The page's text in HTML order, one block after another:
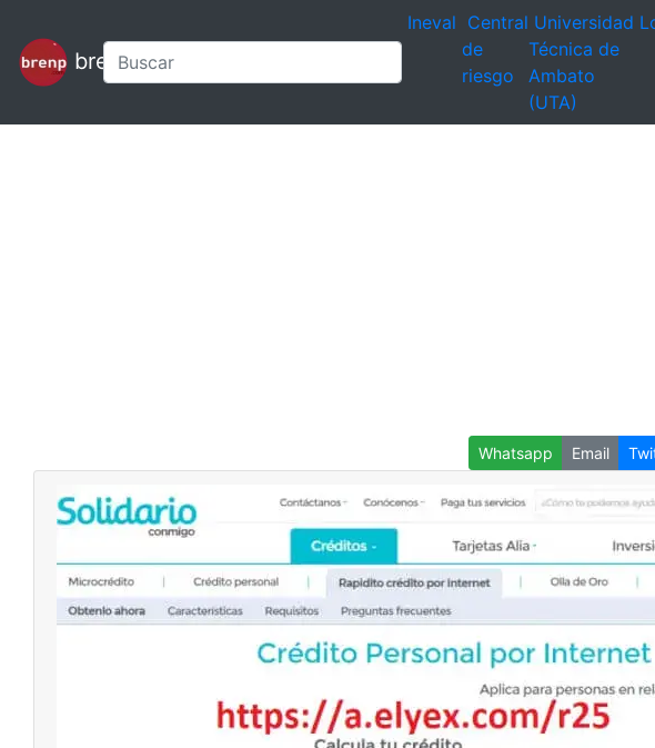
brenp
Ineval Central
de
riesgo
Universidad
Técnica de
Ambato
(UTA)
Whatsapp Email